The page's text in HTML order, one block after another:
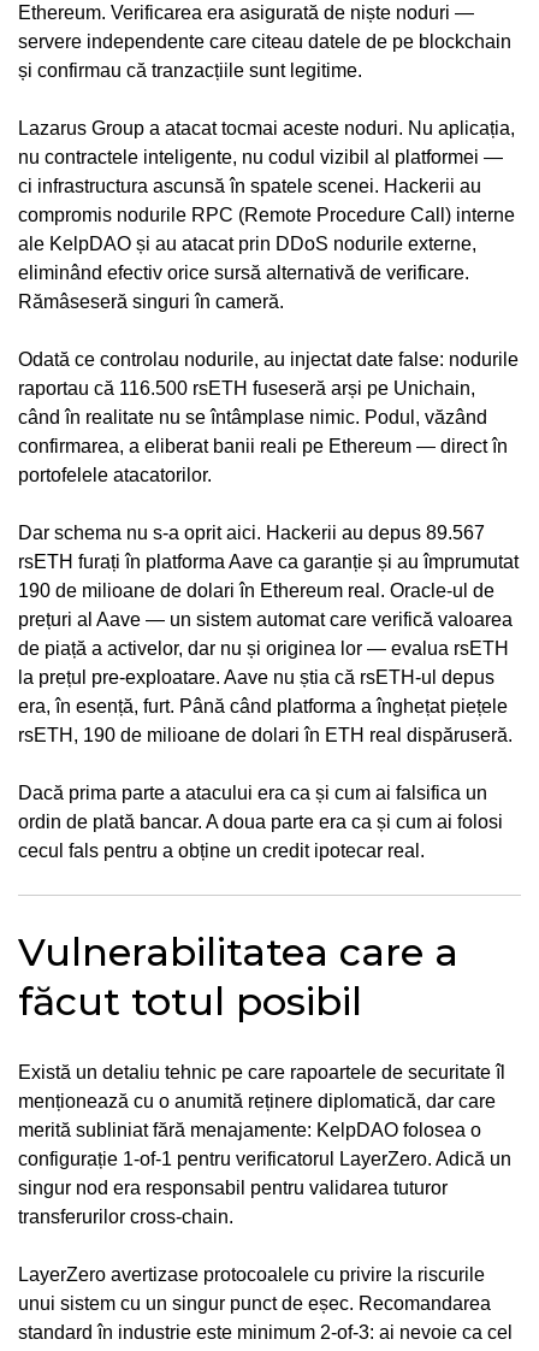
Ethereum. Verificarea era asigurată de niște noduri —
servere independente care citeau datele de pe blockchain
și confirmau că tranzacțiile sunt legitime.
Lazarus Group a atacat tocmai aceste noduri. Nu aplicația,
nu contractele inteligente, nu codul vizibil al platformei —
ci infrastructura ascunsă în spatele scenei. Hackerii au
compromis nodurile RPC (Remote Procedure Call) interne
ale KelpDAO și au atacat prin DDoS nodurile externe,
eliminând efectiv orice sursă alternativă de verificare.
Rămâseseră singuri în cameră.
Odată ce controlau nodurile, au injectat date false: nodurile
raportau că 116.500 rsETH fuseseră arși pe Unichain,
când în realitate nu se întâmplase nimic. Podul, văzând
confirmarea, a eliberat banii reali pe Ethereum — direct în
portofelele atacatorilor.
Dar schema nu s-a oprit aici. Hackerii au depus 89.567
rsETH furați în platforma Aave ca garanție și au împrumutat
190 de milioane de dolari în Ethereum real. Oracle-ul de
prețuri al Aave — un sistem automat care verifică valoarea
de piață a activelor, dar nu și originea lor — evalua rsETH
la prețul pre-exploatare. Aave nu știa că rsETH-ul depus
era, în esență, furt. Până când platforma a înghețat piețele
rsETH, 190 de milioane de dolari în ETH real dispăruseră.
Dacă prima parte a atacului era ca și cum ai falsifica un
ordin de plată bancar. A doua parte era ca și cum ai folosi
cecul fals pentru a obține un credit ipotecar real.
Vulnerabilitatea care a
făcut totul posibil
Există un detaliu tehnic pe care rapoartele de securitate îl
menționează cu o anumită reținere diplomatică, dar care
merită subliniat fără menajamente: KelpDAO folosea o
configurație 1-of-1 pentru verificatorul LayerZero. Adică un
singur nod era responsabil pentru validarea tuturor
transferurilor cross-chain.
LayerZero avertizase protocoalele cu privire la riscurile
unui sistem cu un singur punct de eșec. Recomandarea
standard în industrie este minimum 2-of-3: ai nevoie ca cel